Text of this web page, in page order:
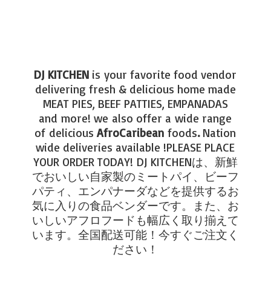
DJ KITCHEN is your favorite food vendor
delivering fresh & delicious home made
MEAT PIES, BEEF PATTIES, EMPANADAS
and more! we also offer a wide range
of delicious AfroCaribean foods. Nation
wide deliveries available !PLEASE PLACE
YOUR ORDER TODAY! DJ KITCHENは、新鮮
でおいしい自家製のミートパイ、ビーフ
パティ、エンパナーダなどを提供するお
気に入りの食品ベンダーです。また、お
いしいアフロフードも幅広く取り揃えて
います。全国配送可能！今すぐご注文く
ださい！